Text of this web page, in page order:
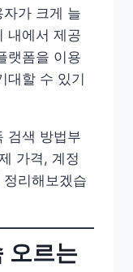
가 크게 늘
내에서 제공
랫폼을 이용
대할 수 있기
검색 방법부
가격, 계정
리해보겠습
오르는